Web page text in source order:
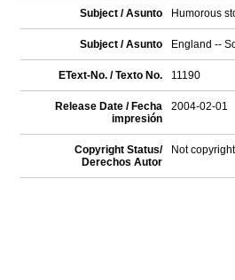
Subject / Asunto Humorous
Subject / Asunto England --
EText-No. / Texto No. 11190
Release Date / Fecha
impresión
2004-02-01
Copyright Status/
Derechos Autor
Not